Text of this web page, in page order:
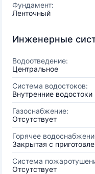
Фундамент:
Ленточный
Инженерные
Водоотведение:
Центральное
Система водостоков:
Внутренние водостоки
Газоснабжение:
Отсутствует
Горячее
Закрытая с
Система
Отсутствует